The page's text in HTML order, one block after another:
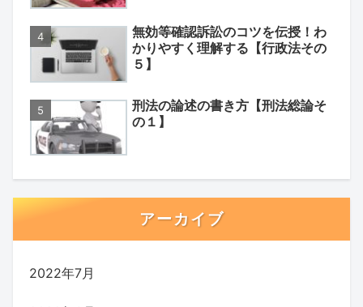
無効等確認訴訟のコツを伝授！わ
かりやすく理解する【行政法その
５】
刑法の論述の書き方【刑法総論そ
の１】
アーカイブ
2022年7月